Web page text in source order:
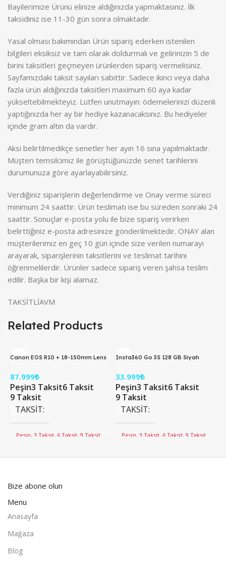
Bayilerimize Ürünü elinize aldığınızda yapmaktasınız. İlk
taksidiniz ise 11-30 gün sonra olmaktadır.
Yasal olması bakımından Ürün sipariş ederken istenilen
bilgileri eksiksiz ve tam olarak doldurmalı ve gelirinizin 5 de
birini taksitleri geçmeyen ürünlerden sipariş vermelisiniz.
Sayfamızdaki taksit sayıları sabittir. Sadece ikinci veya daha
fazla ürün aldığınızda taksitleri maximum 60 aya kadar
yükseltebilmekteyiz. Lütfen unutmayın: ödemelerinizi düzenli
yaptığınızda her ay bir hediye kazanacaksınız. Bu hediyeler
içinde gram altın da vardır.
Aksi belirtilmedikçe senetler her ayın 16 sına yapılmaktadır.
Müşteri temsilcimiz ile görüştüğünüzde senet tarihlerini
durumunuza göre ayarlayabilirsiniz.
Verdiğiniz siparişlerin değerlendirme ve Onay verme süreci
minimum 24 saattir. Ürün teslimatı ise bu süreden sonraki 24
saattir. Sonuçlar e-posta yolu ile bize sipariş verirken
belirttiğiniz e-posta adresinize gönderilmektedir. ONAY alan
müşterilerimiz en geç 10 gün içinde size verilen numarayı
arayarak, siparişlerinin taksitlerini ve teslimat tarihini
öğrenmelilerdir. Ürünler sadece sipariş veren şahsa teslim
edilir. Başka bir kişi alamaz.
TAKSİTLİAVM
Related Products
Canon EOS R10 + 18-150mm Lens
87.999₺
Peşin3 Taksit6 Taksit
9 Taksit
TAKSIT
Peşin, 3 Taksit, 6 Taksit, 9 Taksit
Insta360 Go 3S 128 GB Siyah
33.999₺
Peşin3 Taksit6 Taksit
9 Taksit
TAKSIT
Peşin, 3 Taksit, 6 Taksit, 9 Taksit
Bize abone olun
Menu
Anasayfa
Mağaza
Blog